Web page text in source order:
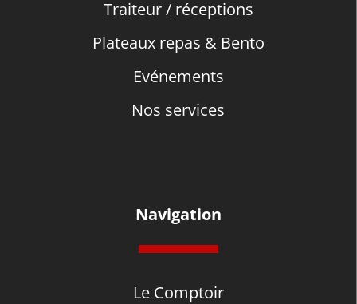
Traiteur / réceptions
Plateaux repas & Bento
Evénements
Nos services
Navigation
Le Comptoir